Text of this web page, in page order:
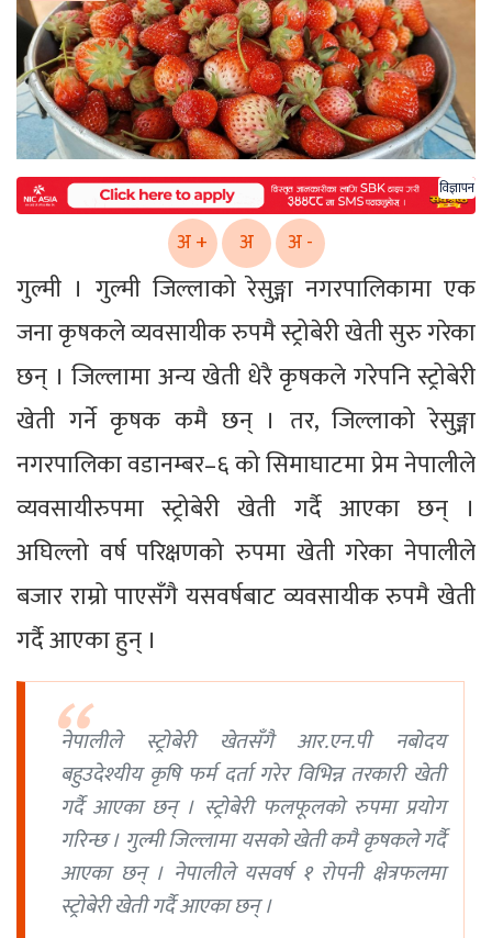
विज्ञापन
अ + अ अ -
गुल्मी । गुल्मी जिल्लाको रेसुङ्गा नगरपालिकामा एक
जना कृषकले व्यवसायीक रुपमै स्ट्रोबेरी खेती सुरु गरेका
छन् । जिल्लामा अन्य खेती धेरै कृषकले गरेपनि स्ट्रोबेरी
खेती गर्ने कृषक कमै छन् । तर, जिल्लाको रेसुङ्गा
नगरपालिका वडानम्बर–६ को सिमाघाटमा प्रेम नेपालीले
व्यवसायीरुपमा स्ट्रोबेरी खेती गर्दै आएका छन् ।
अघिल्लो वर्ष परिक्षणको रुपमा खेती गरेका नेपालीले
बजार राम्रो पाएसँगै यसवर्षबाट व्यवसायीक रुपमै खेती
गर्दै आएका हुन् ।
नेपालीले स्ट्रोबेरी खेतसँगै आर.एन.पी नबोदय
बहुउदेश्यीय कृषि फर्म दर्ता गरेर विभिन्न तरकारी खेती
गर्दै आएका छन् । स्ट्रोबेरी फलफूलको रुपमा प्रयोग
गरिन्छ । गुल्मी जिल्लामा यसको खेती कमै कृषकले गर्दै
आएका छन् । नेपालीले यसवर्ष १ रोपनी क्षेत्रफलमा
स्ट्रोबेरी खेती गर्दै आएका छन् ।